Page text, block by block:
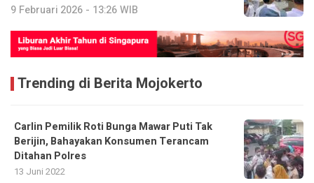
9 Februari 2026 - 13:26 WIB
Trending di Berita Mojokerto
Carlin Pemilik Roti Bunga Mawar Puti Tak
Berijin, Bahayakan Konsumen Terancam
Ditahan Polres
13 Juni 2022